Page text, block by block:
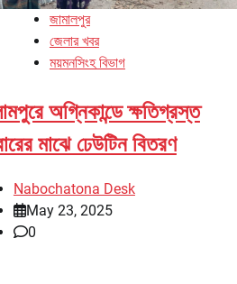
জামালপুর
জেলার খবর
ময়মনসিংহ বিভাগ
অগ্নিকান্ডে ক্ষতিগ্রস্ত
মাঝে ঢেউটিন বিতরণ
Nabochatona Desk
May 23, 2025
0